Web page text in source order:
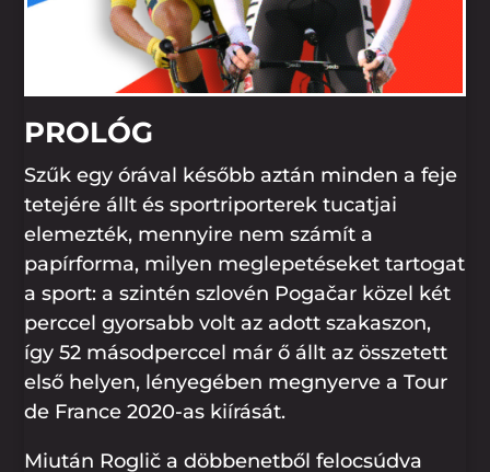
PROLÓG
Szűk egy órával később aztán minden a feje
tetejére állt és sportriporterek tucatjai
elemezték, mennyire nem számít a
papírforma, milyen meglepetéseket tartogat
a sport: a szintén szlovén Pogačar közel két
perccel gyorsabb volt az adott szakaszon,
így 52 másodperccel már ő állt az összetett
első helyen, lényegében megnyerve a Tour
de France 2020-as kiírását.
Miután Roglič a döbbenetből felocsúdva